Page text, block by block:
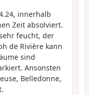
innerhalb
Zeit absolviert.
feucht, der
de Rivière kann
sind
Ansonsten
Belledonne,